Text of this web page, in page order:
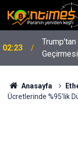
02:23
Trump'tan
Anasayfa
Ücretlerinde %95'lik